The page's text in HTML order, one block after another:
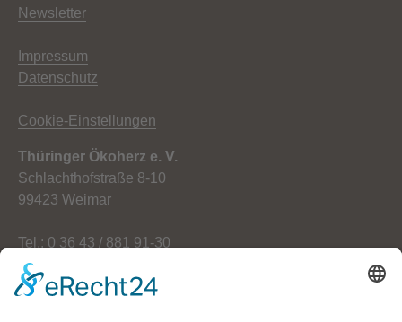
Newsletter
Impressum
Datenschutz
Cookie-Einstellungen
Thüringer Ökoherz e. V.
Schlachthofstraße 8-10
99423 Weimar
Tel.: 0 36 43 / 881 91-30
Fax: 0 36 43 / 881 91-59
E-Mail: info[at]oekoherz.de